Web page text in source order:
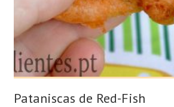
Pataniscas de Red-Fish